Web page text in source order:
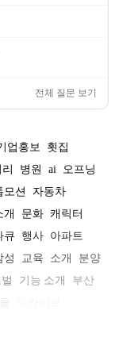
전체 질문 보기
업홍보
횟집
병원 ai
오프닝
모션
자동차
개 문화 캐릭터
큐 행사 아파트
성 교육 소개
분양
기능 소개
부산